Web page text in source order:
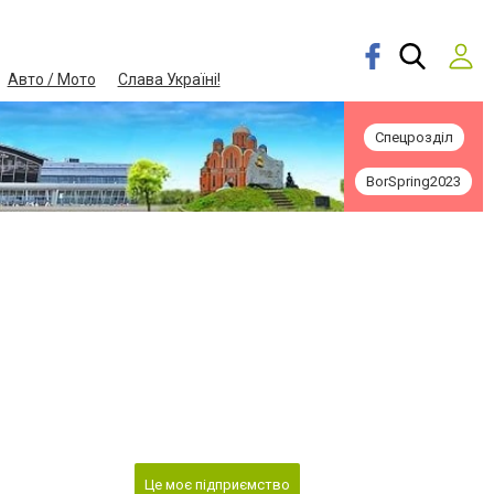
Авто / Мото Слава Україні!
Спецрозділ
BorSpring2023
Це моє підприємство